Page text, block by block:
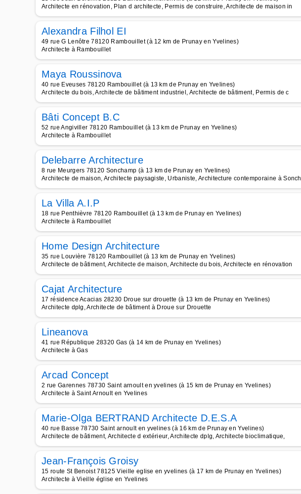
Architecte en rénovation, Plan d architecte, Permis de construire, Architecte de maison in
Alexandra Filhol EI
49 rue G Lenôtre 78120 Rambouillet (à 12 km de Prunay en Yvelines)
Architecte à Rambouillet
Maya Roussinova
40 rue Eveuses 78120 Rambouillet (à 13 km de Prunay en Yvelines)
Architecte du bois, Architecte de bâtiment industriel, Architecte de bâtiment, Permis de c
Bâti Concept B.C
52 rue Angiviller 78120 Rambouillet (à 13 km de Prunay en Yvelines)
Architecte à Rambouillet
Delebarre Architecture
8 rue Meurgers 78120 Sonchamp (à 13 km de Prunay en Yvelines)
Architecte de maison, Architecte paysagiste, Urbaniste, Architecture contemporaine à Sonch
La Villa A.I.P
18 rue Penthièvre 78120 Rambouillet (à 13 km de Prunay en Yvelines)
Architecte à Rambouillet
Home Design Architecture
35 rue Louvière 78120 Rambouillet (à 13 km de Prunay en Yvelines)
Architecte de bâtiment, Architecte de maison, Architecte du bois, Architecte en rénovation
Cajat Architecture
17 résidence Acacias 28230 Droue sur drouette (à 13 km de Prunay en Yvelines)
Architecte dplg, Architecte de bâtiment à Droue sur Drouette
Lineanova
41 rue République 28320 Gas (à 14 km de Prunay en Yvelines)
Architecte à Gas
Arcad Concept
2 rue Garennes 78730 Saint arnoult en yvelines (à 15 km de Prunay en Yvelines)
Architecte à Saint Arnoult en Yvelines
Marie-Olga BERTRAND Architecte D.E.S.A
40 rue Basse 78730 Saint arnoult en yvelines (à 16 km de Prunay en Yvelines)
Architecte de bâtiment, Architecte d extérieur, Architecte dplg, Architecte bioclimatique,
Jean-François Groisy
15 route St Benoist 78125 Vieille eglise en yvelines (à 17 km de Prunay en Yvelines)
Architecte à Vieille église en Yvelines